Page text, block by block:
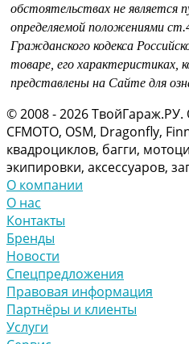
обстоятельствах не является
определяемой положениями
Гражданского кодекса
товаре, его характеристиках,
представлены на Сайте для
© 2008 - 2026
CFMOTO, OSM, Dragonfly,
квадроциклов, багги,
экипировки, аксессуаров,
О компании
О нас
Контакты
Бренды
Новости
Спецпредложения
Правовая информация
Партнёры и клиенты
Услуги